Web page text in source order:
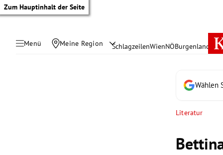
Zum Hauptinhalt der Seite
Menü Meine Region SchlagzeilenWienNÖBurgenland
Wählen
Literatur